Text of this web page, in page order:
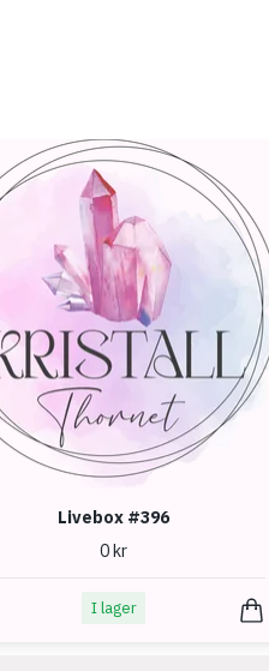
Livebox #396
0 kr
I lager